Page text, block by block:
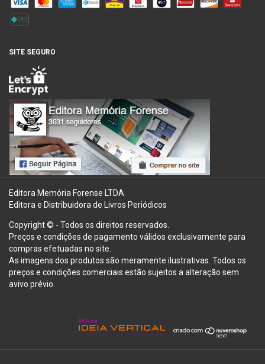
SITE SEGURO
Editora Memória Forense LTDA
Editora e Distribuidora de Livros Periódicos
Copyright © - Todos os direitos reservados.
Preços e condições de pagamento válidos exclusivamente para
compras efetuadas no site.
As imagens dos produtos são meramente ilustrativas. Todos os
preços e condições comerciais estão sujeitos a alteração sem
avivo prévio.